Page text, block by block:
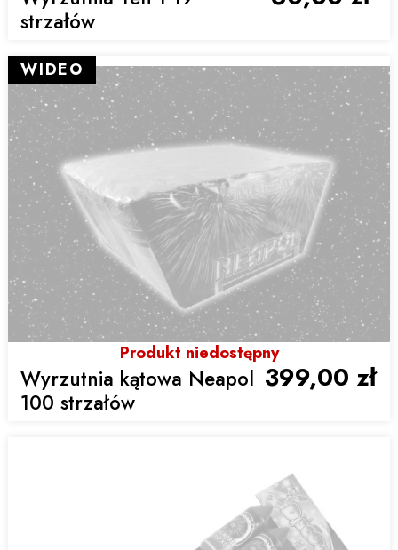
strzałów
Produkt niedostępny
Wyrzutnia kątowa Neapol
100 strzałów
399,00 zł
WIDEO